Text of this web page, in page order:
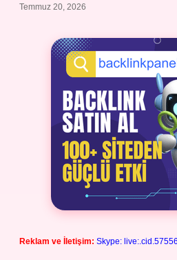
Temmuz 20, 2026
Reklam ve İletişim: Skype: